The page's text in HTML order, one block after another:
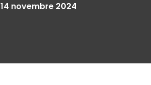
14 novembre 2024